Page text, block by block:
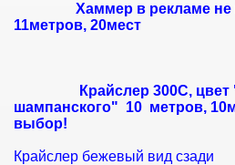
Хаммер в рекламе не
11метров, 20мест
Крайслер 300C,
шампанского" 10 метров,
выбор!
Крайслер бежевый вид сзади